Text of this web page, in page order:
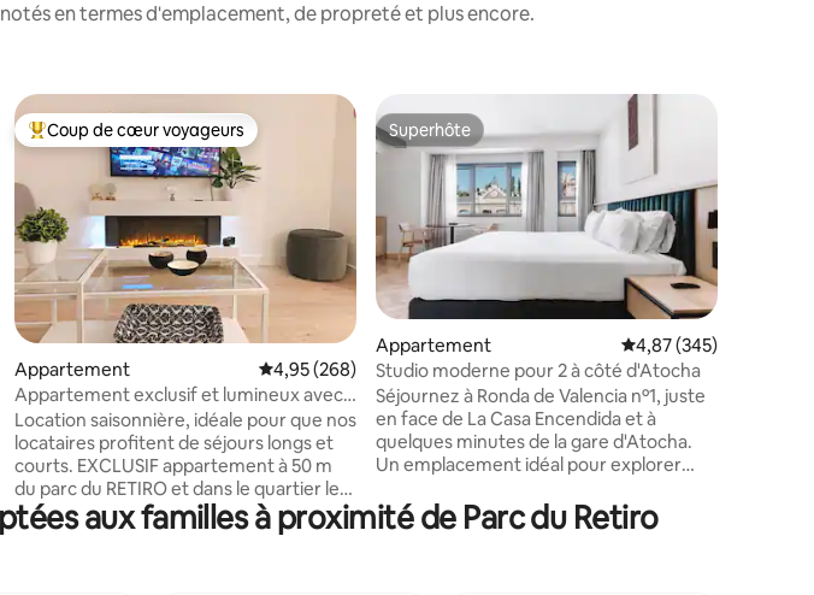
en termes d'emplacement, de propreté et plus encore.
sur 5
sur la base de 139 commentaires : 4,99 sur 5
Coups de cœur voyageurs les plus appréciés
Coup de cœur voyageurs
Appartement Évaluation moyenne sur la base de 268 commentaires : 4,95 sur 5
4,95 (268)
Appartement exclusif et lumineux avec
vue Retiro- Ibiza
Location saisonnière, idéale pour que nos
locataires profitent de séjours longs et
courts. EXCLUSIF appartement à 50 m
du parc du RETIRO et dans le quartier le
plus cool de tapas, IBIZA. L'appartement
se compose d'un salon avec une
Superhôte
Superhôte
Appartement Évaluation moyenne
4,87 (345)
Studio moderne pour 2 à côté d'Atocha
Séjournez à Ronda de Valencia nº1, juste
en face de La Casa Encendida et à
quelques minutes de la gare d'Atocha.
Un emplacement idéal pour explorer
Reina Sofía, du musée du Prado, de
Lavapiés et du parc du Retiro. Studio
aux familles à proximité de Parc du Retiro